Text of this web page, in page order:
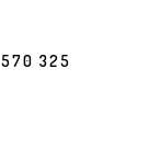
325